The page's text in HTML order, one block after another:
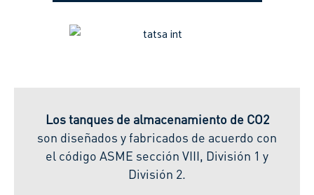
Los tanques de almacenamiento de CO2
son diseñados y fabricados de acuerdo con
el código ASME sección VIII, División 1 y
División 2